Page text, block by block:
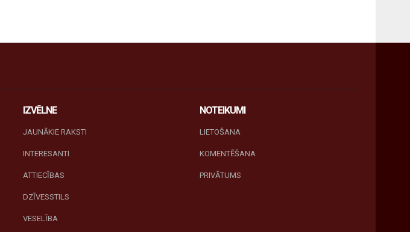
IZVĒLNE
JAUNĀKIE RAKSTI
INTERESANTI
ATTIECĪBAS
DZĪVESSTILS
VESELĪBA
NOTEIKUMI
LIETOŠANA
KOMENTĒŠANA
PRIVĀTUMS